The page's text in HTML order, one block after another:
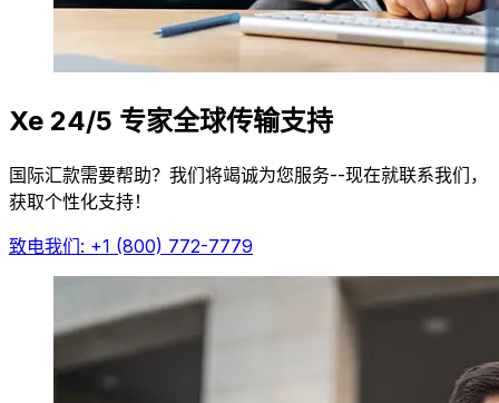
Xe 24/5 专家全球传输支持
国际汇款需要帮助？我们将竭诚为您服务--现在就联系我们，
获取个性化支持！
致电我们: +1 (800) 772-7779